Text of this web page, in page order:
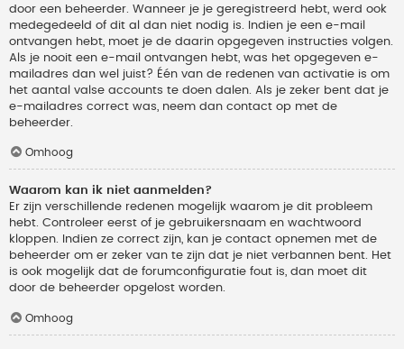
door een beheerder. Wanneer je je geregistreerd hebt, werd ook
medegedeeld of dit al dan niet nodig is. Indien je een e-mail
ontvangen hebt, moet je de daarin opgegeven instructies volgen.
Als je nooit een e-mail ontvangen hebt, was het opgegeven e-
mailadres dan wel juist? Één van de redenen van activatie is om
het aantal valse accounts te doen dalen. Als je zeker bent dat je
e-mailadres correct was, neem dan contact op met de
beheerder.
Omhoog
Waarom kan ik niet aanmelden?
Er zijn verschillende redenen mogelijk waarom je dit probleem
hebt. Controleer eerst of je gebruikersnaam en wachtwoord
kloppen. Indien ze correct zijn, kan je contact opnemen met de
beheerder om er zeker van te zijn dat je niet verbannen bent. Het
is ook mogelijk dat de forumconfiguratie fout is, dan moet dit
door de beheerder opgelost worden.
Omhoog